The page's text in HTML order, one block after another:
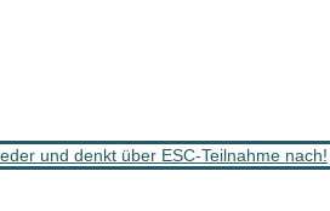
und denkt über ESC-Teilnahme nach!